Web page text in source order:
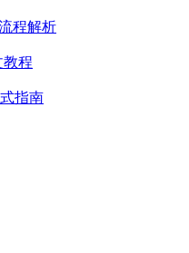
程解析
教程
指南